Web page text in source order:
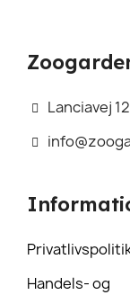
Lanciavej
Handels- og